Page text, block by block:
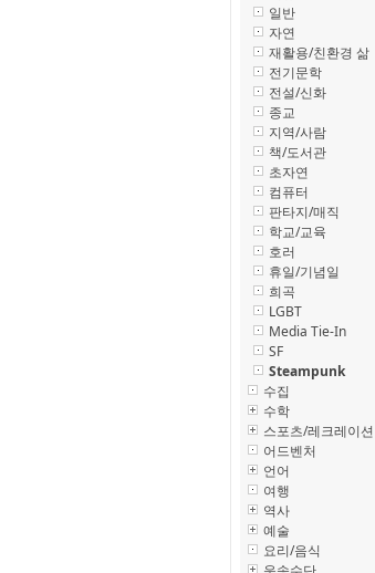
일반
자연
재활용/친환경 삶
전기문학
전설/신화
종교
지역/사람
책/도서관
초자연
컴퓨터
판타지/매직
학교/교육
호러
휴일/기념일
희곡
LGBT
Media Tie-In
SF
Steampunk
수집
수학
스포츠/레크레이션
어드벤처
언어
여행
역사
예술
요리/음식